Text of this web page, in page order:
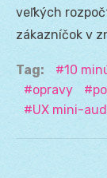
veľkých
zákazníčok v
Tag: 10
opravy
UX mini-